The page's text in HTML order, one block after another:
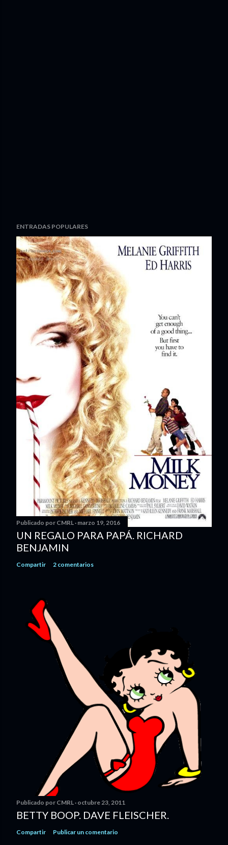
ENTRADAS POPULARES
Publicado por CMRL marzo 19, 2016
UN REGALO PARA PAPÁ. RICHARD
BENJAMIN
Compartir 2 comentarios
Publicado por CMRL octubre 23, 2011
BETTY BOOP. DAVE FLEISCHER.
Compartir Publicar un comentario